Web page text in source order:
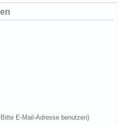
E-Mail-Adresse benutzen)